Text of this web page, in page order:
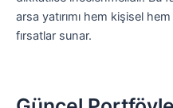
arsa yatırımı hem kişisel
fırsatlar sunar.